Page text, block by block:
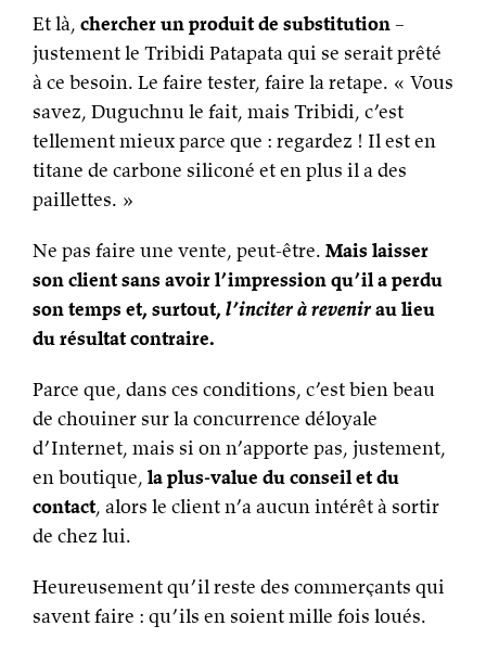
Et là, chercher un produit de substitution–
justement le Tribidi Patapata qui se serait prêté
à ce besoin. Le faire tester, faire la retape. « Vous
savez, Duguchnu le fait, mais Tribidi, c’est
tellement mieux parce que : regardez ! Il est en
titane de carbone siliconé et en plus il a des
paillettes. »
Ne pas faire une vente, peut-être. Mais laisser
son client sans avoir l’impression qu’il a perdu
son temps et, surtout,l’inciter à revenirau lieu
du résultat contraire.
Parce que, dans ces conditions, c’est bien beau
de chouiner sur la concurrence déloyale
d’Internet, mais si on n’apporte pas, justement,
en boutique, la plus-value du conseil et du
contact, alors le client n’a aucun intérêt à sortir
de chez lui.
Heureusement qu’il reste des commerçants qui
savent faire : qu’ils en soient mille fois loués.